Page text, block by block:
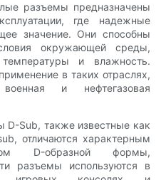
разъемы предназначены
где надежные
значение. Они способны
окружающей среды,
и влажность.
в таких отраслях,
и нефтегазовая
D-Sub, также известные как
отличаются характерным
D-образной формы,
разъемы используются в